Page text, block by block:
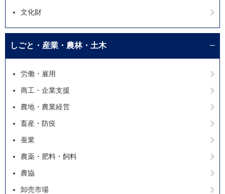
文化財
しごと・産業・農林・土木
労働・雇用
商工・企業支援
農地・農業経営
畜産・防疫
蚕業
農薬・肥料・飼料
農協
卸売市場